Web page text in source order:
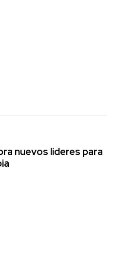
nuevos líderes para